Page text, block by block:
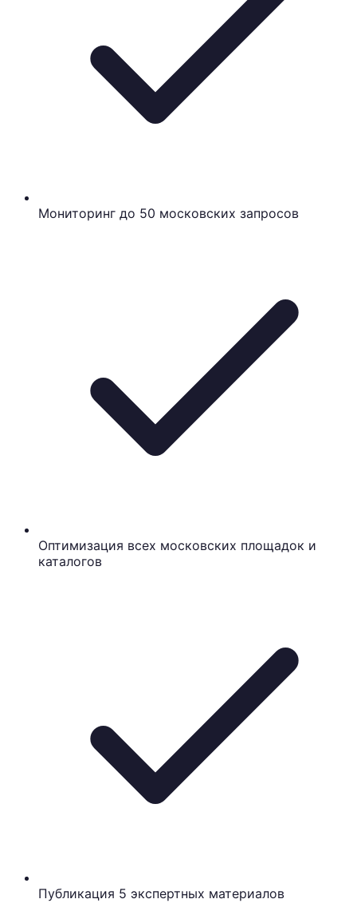
Мониторинг до 50 московских запросов
Оптимизация всех московских площадок и
каталогов
Публикация 5 экспертных материалов